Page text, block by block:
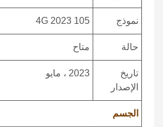
نموذج 105 4G 2023
حالة متاح
تاريخ
الإصدار
2023 ، مايو
الجسم